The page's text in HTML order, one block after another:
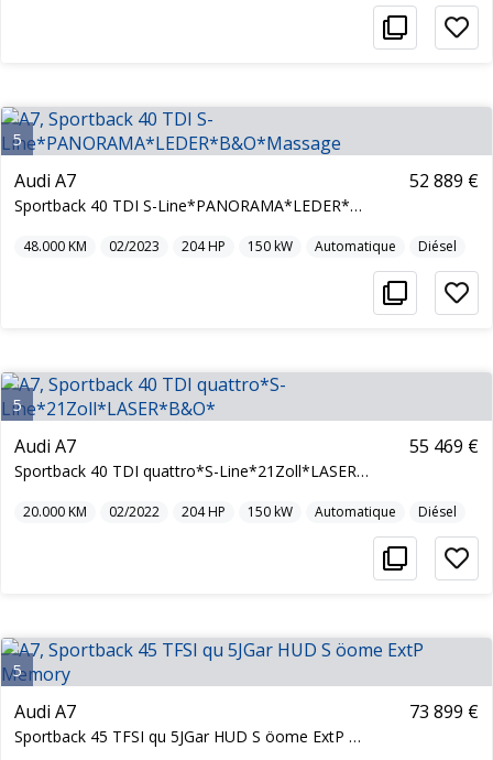
5
Audi A7
Sportback 40 TDI S-Line*PANORAMA*LEDER*B&O*Massage
52 889 €
48.000KM 02/2023 204HP 150kW Automatique Diésel
5
Audi A7
Sportback 40 TDI quattro*S-Line*21Zoll*LASER*B&O*
55 469 €
20.000KM 02/2022 204HP 150kW Automatique Diésel
5
Audi A7
Sportback 45 TFSI qu 5JGar HUD S öome ExtP Memory
73 899 €